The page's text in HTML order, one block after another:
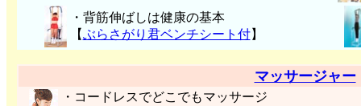
・背筋伸ばしは健康の基本
【ぶらさがり君ベンチシート付】
マッサージャー
・コードレスでどこでもマッサージ